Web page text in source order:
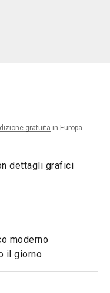
123
gratuita in Europa.
dettagli grafici
moderno
il giorno